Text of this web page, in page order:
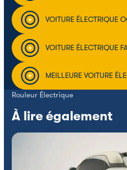
VOITURE ÉLECTRIQUE
VOITURE ÉLECTRIQUE
MEILLEURE VOITURE
Rouleur Électrique
À lire également